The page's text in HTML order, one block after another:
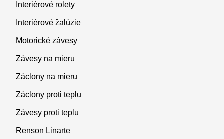
Interiérové rolety
Interiérové žalúzie
Motorické závesy
Závesy na mieru
Záclony na mieru
Záclony proti teplu
Závesy proti teplu
Renson Linarte